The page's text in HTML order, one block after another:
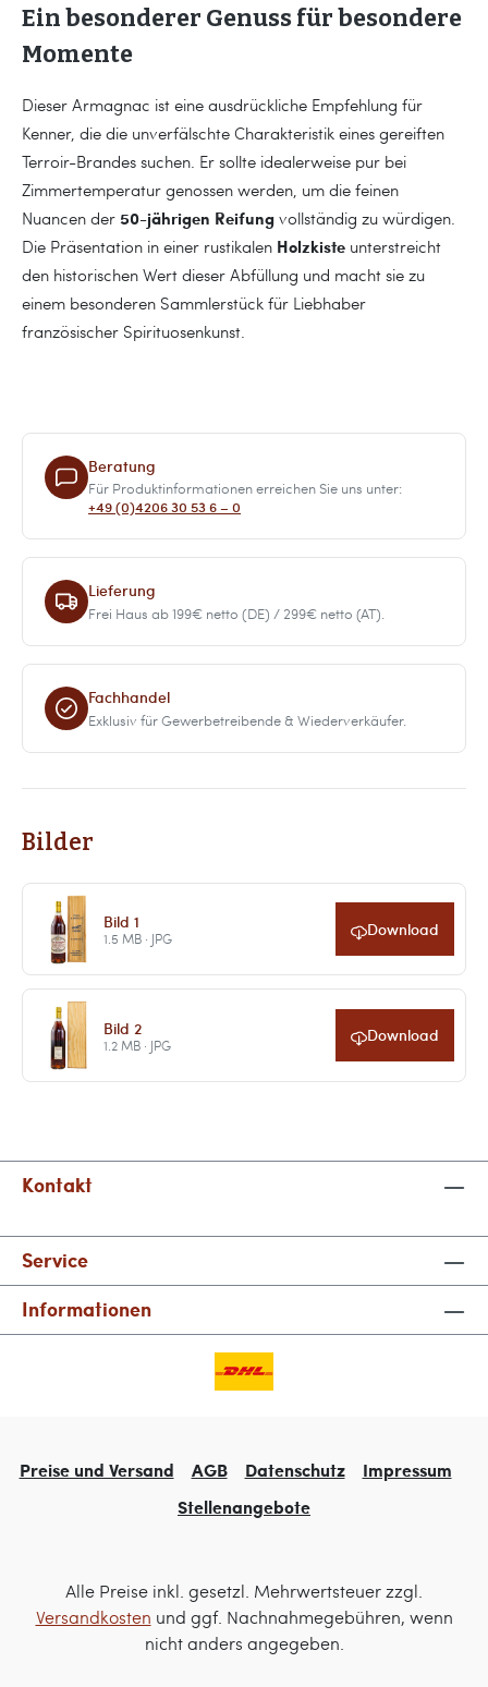
Ein besonderer Genuss für besondere
Momente
Dieser Armagnac ist eine ausdrückliche Empfehlung für
Kenner, die die unverfälschte Charakteristik eines gereiften
Terroir-Brandes suchen. Er sollte idealerweise pur bei
Zimmertemperatur genossen werden, um die feinen
Nuancen der 50-jährigen Reifung vollständig zu würdigen.
Die Präsentation in einer rustikalen Holzkiste unterstreicht
den historischen Wert dieser Abfüllung und macht sie zu
einem besonderen Sammlerstück für Liebhaber
französischer Spirituosenkunst.
Beratung
Für Produktinformationen erreichen Sie uns unter:
+49 (0)4206 30 53 6 – 0
Lieferung
Frei Haus ab 199€ netto (DE) / 299€ netto (AT).
Fachhandel
Exklusiv für Gewerbetreibende & Wiederverkäufer.
Bilder
Bild 1
1.5 MB · JPG Download
Bild 2
1.2 MB · JPG Download
Kontakt
Service
Informationen
Preise und Versand AGB Datenschutz
Impressum
Stellenangebote
Alle Preise inkl. gesetzl. Mehrwertsteuer zzgl.
Versandkosten und ggf. Nachnahmegebühren, wenn
nicht anders angegeben.